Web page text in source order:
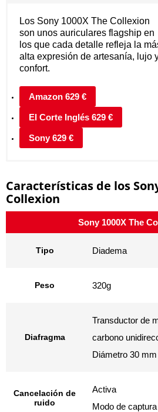
Amazon 629 €
El Corte Inglés 629 €
Sony 629 €
Los Sony 1000X The Collexion
son unos auriculares flagship en
los que cada detalle refleja la
alta expresión de artesanía, lujo
confort.
Características de los
Collexion
Sony 1000X The
Tipo Diadema
Peso 320g
Diafragma
Transductor de
carbono
Diámetro 30 mm
Cancelación de
ruido
Activa
Modo de